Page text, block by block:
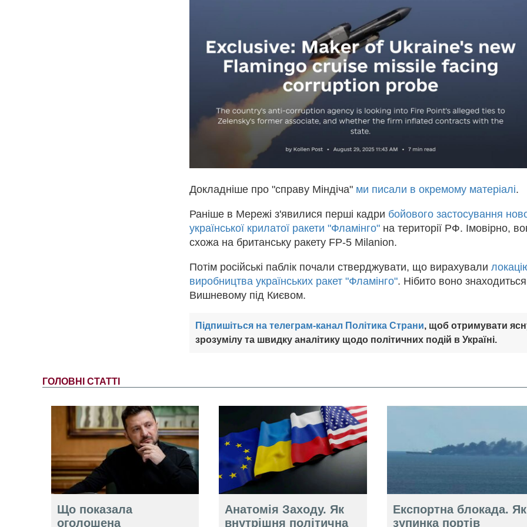
Докладніше про "справу Міндіча" ми писали в окремому матеріалі.
Раніше в Мережі з'явилися перші кадри бойового застосування
української крилатої ракети "Фламінго" на території РФ. Імовірно,
схожа на британську ракету FP-5 Milanion.
Потім російські паблік почали стверджувати, що вирахували
виробництва українських ракет "Фламінго". Нібито воно
Вишневому під Києвом.
Підпишіться на телеграм-канал Політика Страни, щоб отримувати
зрозумілу та швидку аналітику щодо політичних подій в Україні.
ГОЛОВНІ СТАТТІ
Що показала
оголошена
Анатомія Заходу. Як
внутрішня політична
Експортна блокада. Як
зупинка портів